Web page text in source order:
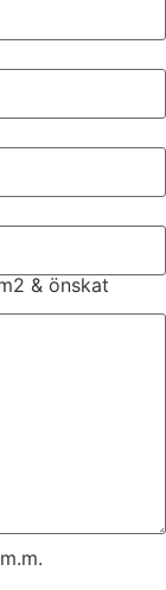
& önskat